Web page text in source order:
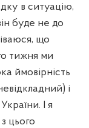
в ситуацію,
буде не до
що
тижня ми
ймовірність
і
І я
цього